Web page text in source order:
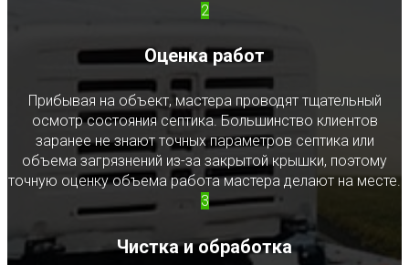
2
Оценка работ
Прибывая на объект, мастера проводят тщательный
осмотр состояния септика. Большинство клиентов
заранее не знают точных параметров септика или
объема загрязнений из-за закрытой крышки, поэтому
точную оценку объема работа мастера делают на месте.
3
Чистка и обработка